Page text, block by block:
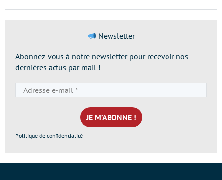
Newsletter
Abonnez-vous à notre newsletter pour recevoir nos
dernières actus par mail !
e-
mail
*
Politique de confidentialité